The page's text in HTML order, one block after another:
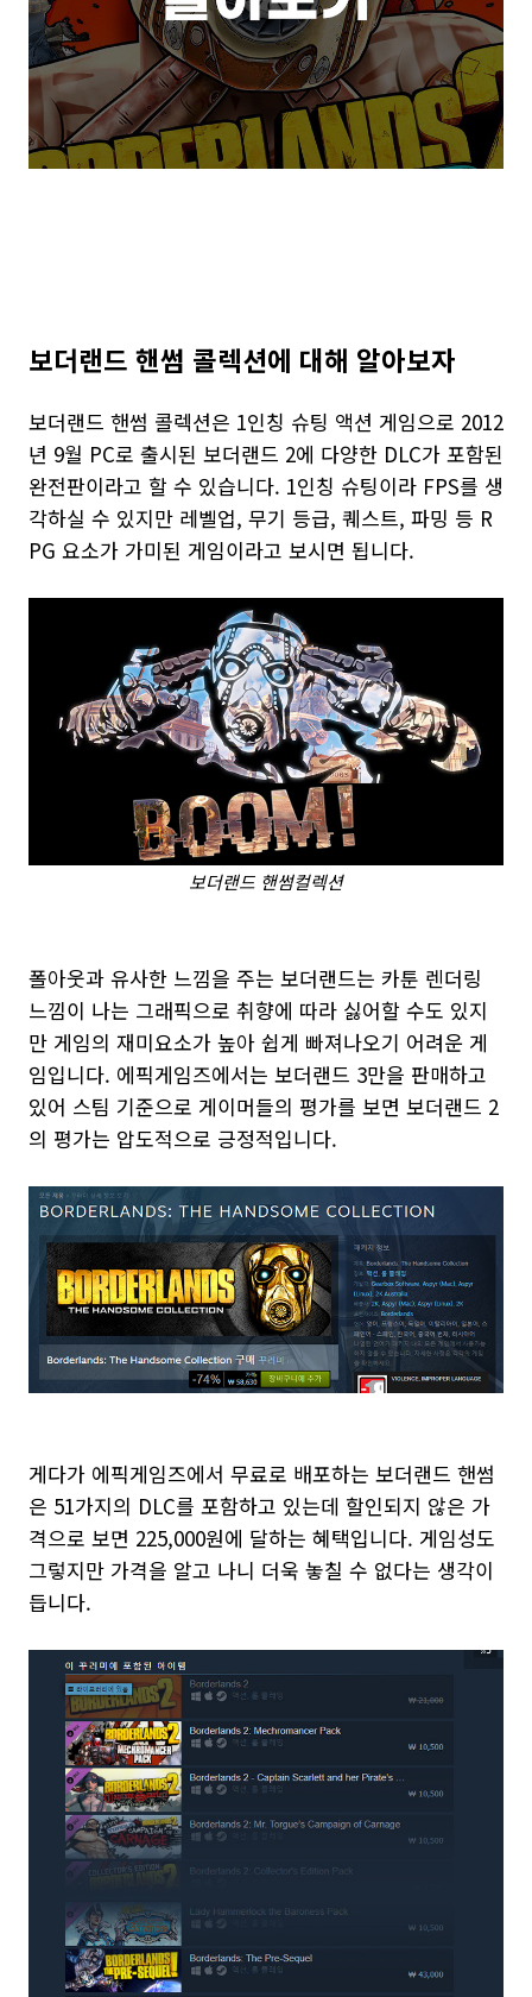
보더랜드 핸썸 콜렉션에 대해 알아보자
보더랜드 핸썸 콜렉션은 1인칭 슈팅 액션 게임으로 2012
년 9월 PC로 출시된 보더랜드 2에 다양한 DLC가 포함된
완전판이라고 할 수 있습니다. 1인칭 슈팅이라 FPS를 생
각하실 수 있지만 레벨업, 무기 등급, 퀘스트, 파밍 등 R
PG 요소가 가미된 게임이라고 보시면 됩니다.
보더랜드 핸썸컬렉션
폴아웃과 유사한 느낌을 주는 보더랜드는 카툰 렌더링
느낌이 나는 그래픽으로 취향에 따라 싫어할 수도 있지
만 게임의 재미요소가 높아 쉽게 빠져나오기 어려운 게
임입니다. 에픽게임즈에서는 보더랜드 3만을 판매하고
있어 스팀 기준으로 게이머들의 평가를 보면 보더랜드 2
의 평가는 압도적으로 긍정적입니다.
게다가 에픽게임즈에서 무료로 배포하는 보더랜드 핸썸
은 51가지의 DLC를 포함하고 있는데 할인되지 않은 가
격으로 보면 225,000원에 달하는 혜택입니다. 게임성도
그렇지만 가격을 알고 나니 더욱 놓칠 수 없다는 생각이
듭니다.